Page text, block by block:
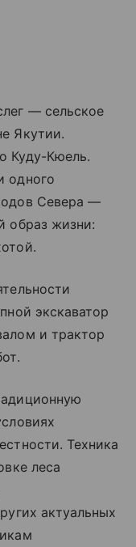
— сельское
Якутии.
Куду-Кюель.
одного
Севера —
образ жизни:
экскаватор
и трактор
Техника
леса
актуальных